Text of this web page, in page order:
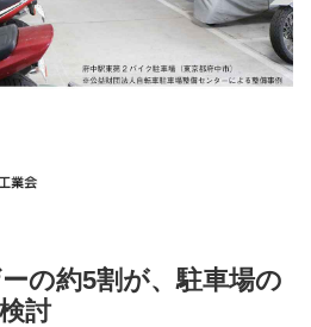
の約5割が、駐車場の
討